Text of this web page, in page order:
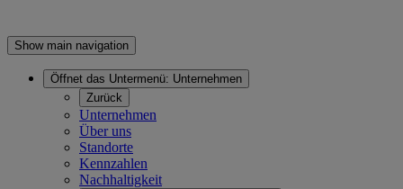
Show main navigation
Öffnet das Untermenü: Unternehmen
Zurück
Unternehmen
Über uns
Standorte
Kennzahlen
Nachhaltigkeit